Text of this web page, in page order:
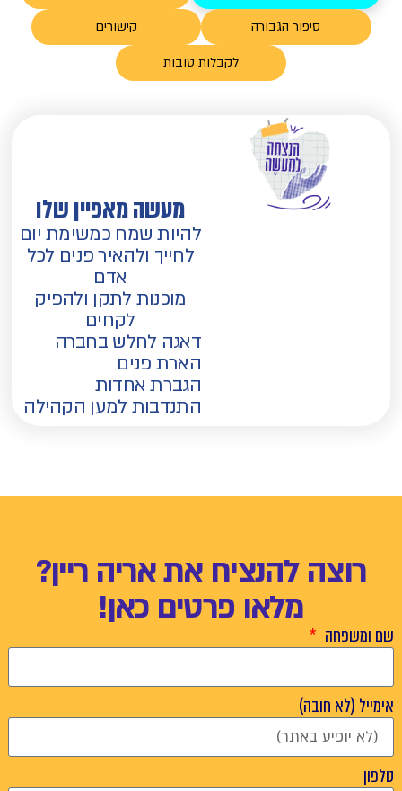
סיפור הגבורה קישורים
לקבלות טובות
מעשה מאפיין שלו
להיות שמח כמשימת יום
לחייך ולהאיר פנים לכל
אדם
מוכנות לתקן ולהפיק
לקחים
דאגה לחלש בחברה
הארת פנים
הגברת אחדות
התנדבות למען הקהילה
רוצה להנציח את אריה ריין?
מלאו פרטים כאן!
שם ומשפחה
אימייל (לא חובה)
טלפון